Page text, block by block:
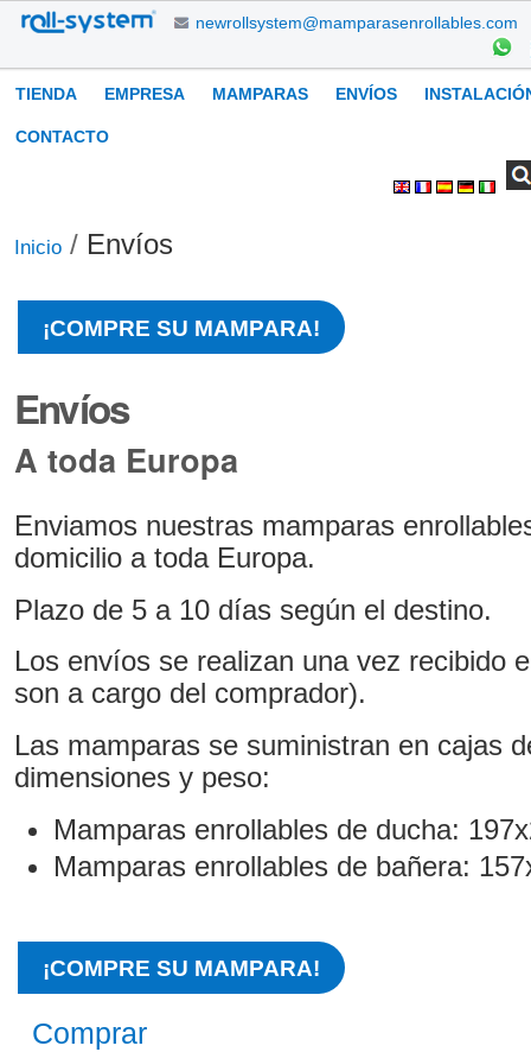
Cambiar
contenido.
Saltar
newrollsystem@mamparasenrollables.com
Navegación
TIENDA EMPRESA MAMPARAS ENVÍOS
CONTACTO
Inicio / Envíos
¡COMPRE SU MAMPARA!
Envíos
A toda Europa
Enviamos nuestras mamparas
domicilio a toda Europa.
Plazo de 5 a 10 días según el destino.
Los envíos se realizan una vez recibido
son a cargo del comprador).
Las mamparas se suministran en cajas
dimensiones y peso:
Mamparas enrollables de ducha:
Mamparas enrollables de bañera:
¡COMPRE SU MAMPARA!
Comprar